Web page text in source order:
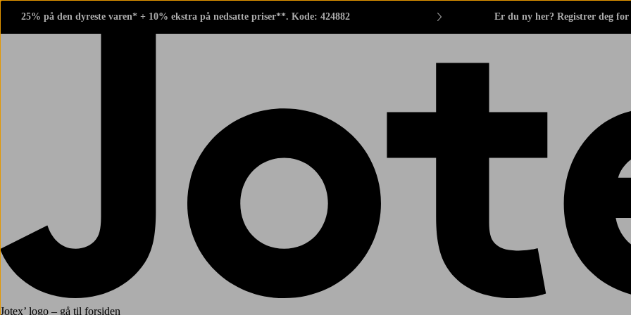
25% på den dyreste varen* + 10% ekstra på nedsatte priser**. Kode: 424882 Er du ny her? Registrer deg
Jotex’ logo – gå til forsiden